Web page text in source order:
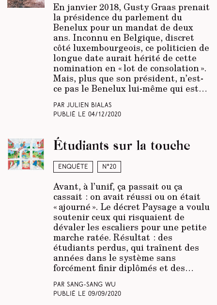
En janvier 2018, Gusty Graas prenait
la présidence du parlement du
Benelux pour un mandat de deux
ans. Inconnu en Belgique, discret
côté luxembourgeois, ce politicien de
longue date aurait hérité de cette
nomination en « lot de consolation ».
Mais, plus que son président, n’est-
ce pas le Benelux lui-même qui est…
Par Julien Bialas
Publié le 04/12/2020
Enquête N°20
Étudiants sur la touche
Avant, à l’unif, ça passait ou ça
cassait : on avait réussi ou on était
« ajourné ». Le décret Paysage a voulu
soutenir ceux qui risquaient de
dévaler les escaliers pour une petite
marche ratée. Résultat : des
étudiants perdus, qui traînent des
années dans le système sans
forcément finir diplômés et des…
Par Sang-Sang Wu
Publié le 09/09/2020